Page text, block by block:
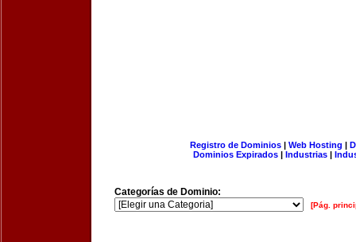
Registro de Dominios| Web Hosting |
Dominios Expirados | Industrias |
Categorías de Dominio:
[Pág.